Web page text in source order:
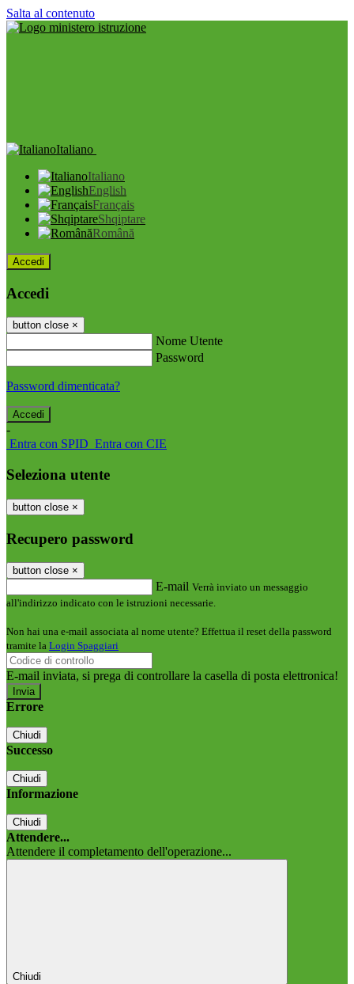
Salta al contenuto
Italiano
Italiano
English
Français
Shqiptare
Română
Accedi
Accedi
button close ×
Nome Utente
Password
Password dimenticata?
-
Entra con SPID Entra con CIE
Seleziona utente
button close ×
Recupero password
button close ×
E-mail Verrà inviato un messaggio
all'indirizzo indicato con le istruzioni necessarie.
Non hai una e-mail associata al nome utente? Effettua il reset della password
tramite la Login Spaggiari
E-mail inviata, si prega di controllare la casella di posta elettronica!
Errore
Chiudi
Successo
Chiudi
Informazione
Chiudi
Attendere...
Attendere il completamento dell'operazione...
Chiudi